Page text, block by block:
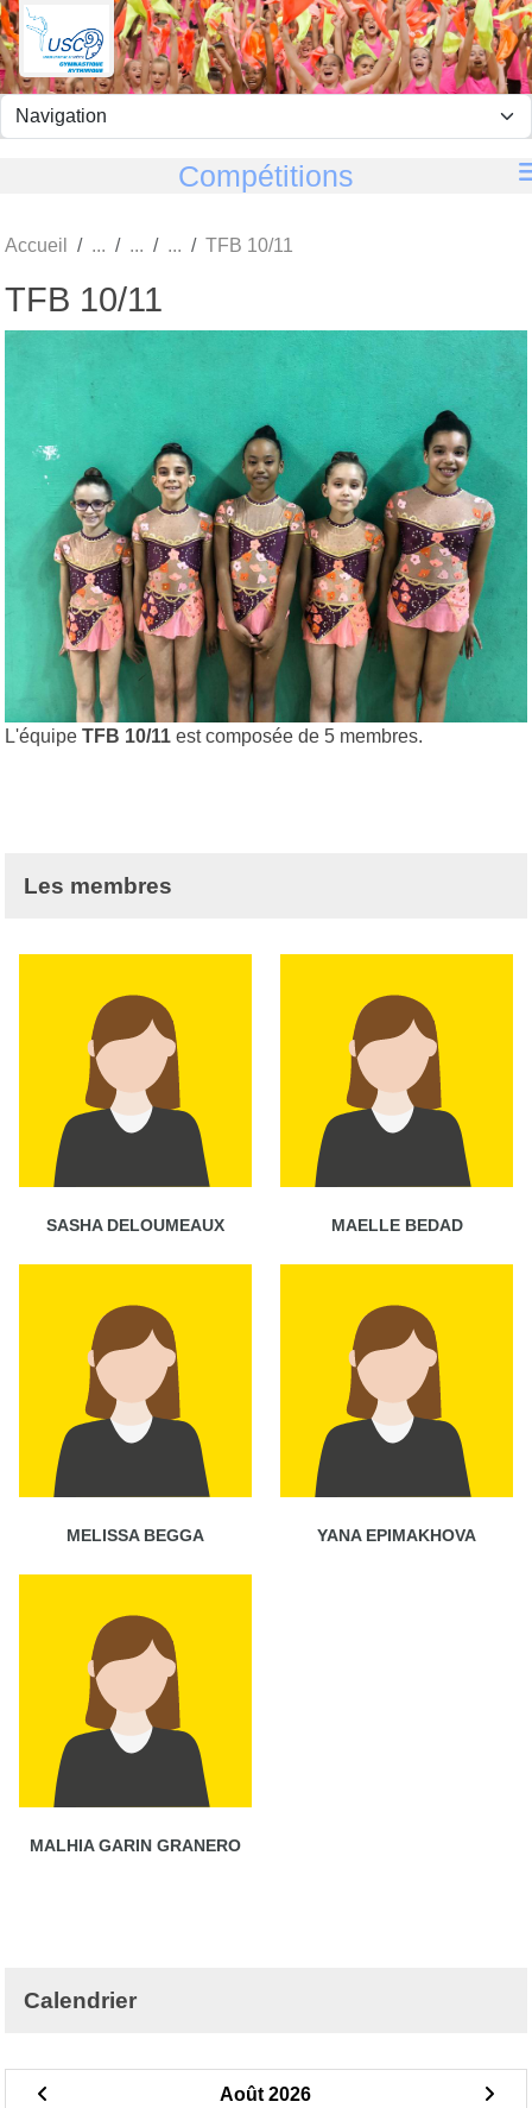
Compétitions
Accueil TFB 10/11
TFB 10/11
L'équipe TFB 10/11 est composée de 5 membres.
Les membres
SASHA DELOUMEAUX MAELLE BEDAD
MELISSA BEGGA YANA EPIMAKHOVA
MALHIA GARIN GRANERO
Calendrier
Août 2026
Panneau de gestion des cookies